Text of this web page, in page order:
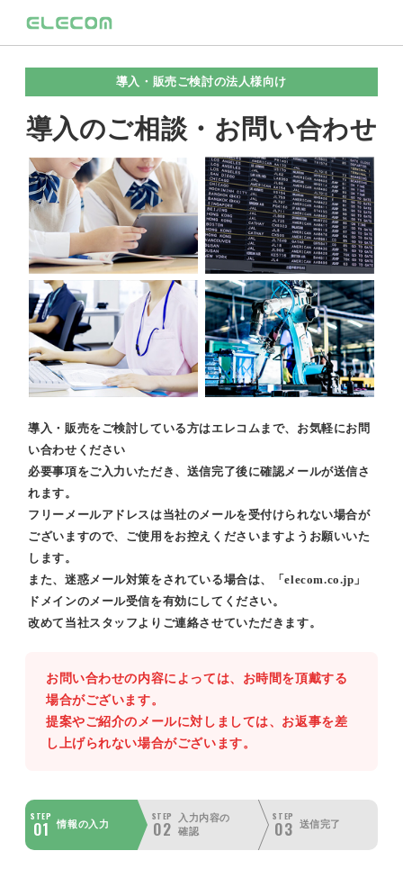
導入・販売ご検討の法人様向け
導入のご相談・お問い合わせ
導入・販売をご検討している方はエレコムまで、お気軽にお問
い合わせください
必要事項をご入力いただき、送信完了後に確認メールが送信さ
れます。
フリーメールアドレスは当社のメールを受付けられない場合が
ございますので、ご使用をお控えくださいますようお願いいた
します。
また、迷惑メール対策をされている場合は、「elecom.co.jp」
ドメインのメール受信を有効にしてください。
改めて当社スタッフよりご連絡させていただきます。
お問い合わせの内容によっては、お時間を頂戴する
場合がございます。
提案やご紹介のメールに対しましては、お返事を差
し上げられない場合がございます。
STEP
01 情報の入力
STEP
02
入力内容の
確認
STEP
03 送信完了